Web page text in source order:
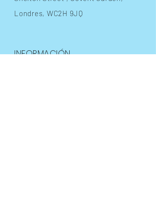
Londres, WC2H 9JQ
INFORMACIÓN